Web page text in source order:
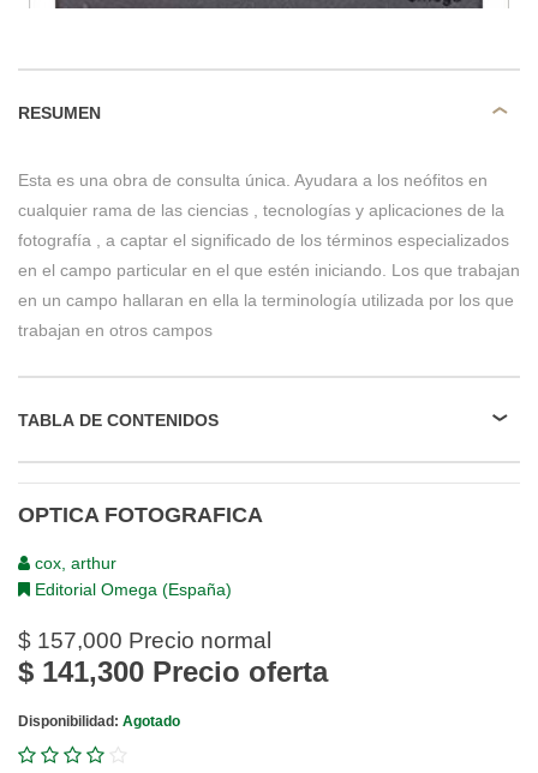
RESUMEN
Esta es una obra de consulta única. Ayudara a los neófitos en
cualquier rama de las ciencias , tecnologías y aplicaciones de la
fotografía , a captar el significado de los términos especializados
en el campo particular en el que estén iniciando. Los que trabajan
en un campo hallaran en ella la terminología utilizada por los que
trabajan en otros campos
TABLA DE CONTENIDOS
OPTICA FOTOGRAFICA
cox, arthur
Editorial Omega (España)
$ 157,000 Precio normal
$ 141,300 Precio oferta
Disponibilidad: Agotado